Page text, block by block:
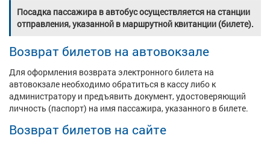
Посадка пассажира в автобус осуществляется на станции
отправления, указанной в маршрутной квитанции (билете).
Возврат билетов на автовокзале
Для оформления возврата электронного билета на
автовокзале необходимо обратиться в кассу либо к
администратору и предъявить документ, удостоверяющий
личность (паспорт) на имя пассажира, указанного в билете.
Возврат билетов на сайте